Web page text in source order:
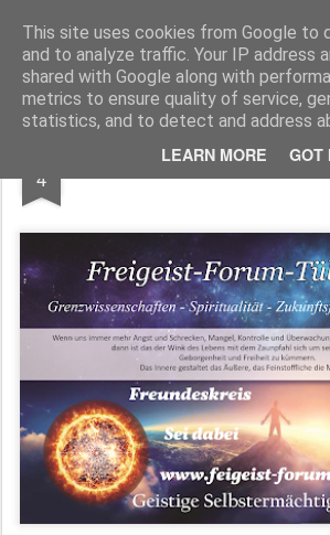
This site uses cookies from Google to
and to analyze traffic. Your IP address
shared with Google along with
metrics to ensure quality of service,
statistics, and to detect and address
LEARN MORE GOT
Freigeist - ReHU - Forum Institut für
Pages
4 5ter Freundeskreis- Brief